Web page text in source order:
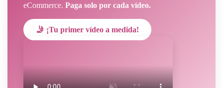
eCommerce. Paga solo por cada vídeo.
🤳 ¡Tu primer vídeo a medida!